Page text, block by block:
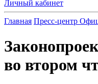
Личный кабинет
Главная Пресс-центр
во втором